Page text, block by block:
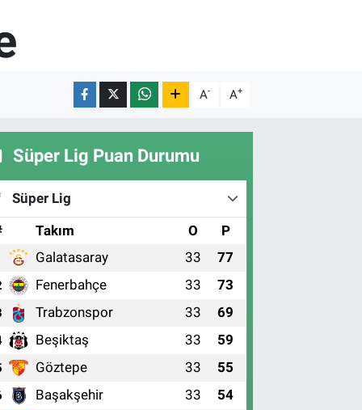
A- A+
Süper Lig Puan Durumu
Süper Lig
Takım O P
Galatasaray 33 77
Fenerbahçe 33 73
Trabzonspor 33 69
Beşiktaş 33 59
Göztepe 33 55
Başakşehir 33 54